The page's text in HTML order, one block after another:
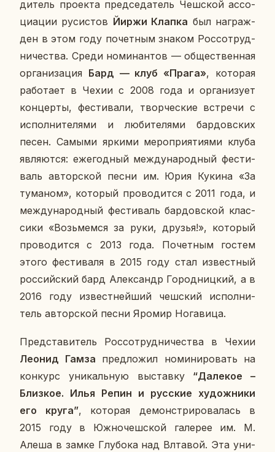
ди­тель про­ек­та пред­се­да­тель Чеш­ской ас­со­
ци­а­ции ру­си­стов Йиржи Клапка был на­граж­
ден в этом году по­чет­ным знаком Рос­со­труд­
ни­че­ства. Среди но­ми­нан­тов — об­ще­ствен­ная
ор­га­ни­за­ция Бард — клуб «Прага», ко­то­рая
ра­бо­та­ет в Чехии с 2008 года и ор­га­ни­зу­ет
кон­цер­ты, фе­сти­ва­ли, твор­че­ские встре­чи с
ис­пол­ни­те­ля­ми и лю­би­те­ля­ми бар­дов­ских
песен. Самыми яркими ме­ро­при­я­ти­я­ми клуба
яв­ля­ют­ся: еже­год­ный меж­ду­на­род­ный фе­сти­
валь ав­тор­ской песни им. Юрия Кукина «За
ту­ма­ном», ко­то­рый про­во­дит­ся с 2011 года, и
меж­ду­на­род­ный фе­сти­валь бар­дов­ской клас­
си­ки «Возь­мем­ся за руки, друзья!», ко­то­рый
про­во­дит­ся с 2013 года. По­чет­ным гостем
этого фе­сти­ва­ля в 2015 году стал из­вест­ный
рос­сий­ский бард Алек­сандр Го­род­ниц­кий, а в
2016 году из­вест­ней­ший чеш­ский ис­пол­ни­
тель ав­тор­ской песни Яромир Но­га­ви­ца.
Пред­ста­ви­тель Рос­со­труд­ни­че­ства в Чехии
Леонид Гамза пред­ло­жил но­ми­ни­ро­вать на
кон­курс уни­каль­ную вы­став­ку “Да­ле­кое –
Близ­кое. Илья Репин и рус­ские ху­дож­ни­ки
его круга”, ко­то­рая де­мон­стри­ро­ва­лась в
2015 году в Юж­но­чеш­ской га­ле­рее им. М.
Алеша в замке Глу­бо­ка над Вл­та­вой. Эта уни­